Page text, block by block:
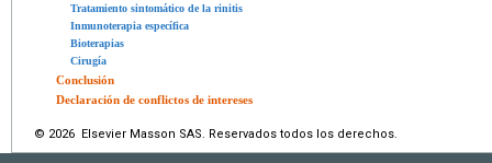
Tratamiento sintomático de la rinitis
Inmunoterapia específica
Bioterapias
Cirugía
Conclusión
Declaración de conflictos de intereses
© 2026 Elsevier Masson SAS. Reservados todos los derechos.